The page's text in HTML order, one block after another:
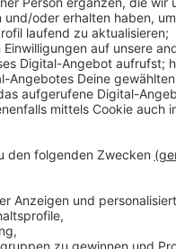
bittet die
909-5206 zu melden.
14:56